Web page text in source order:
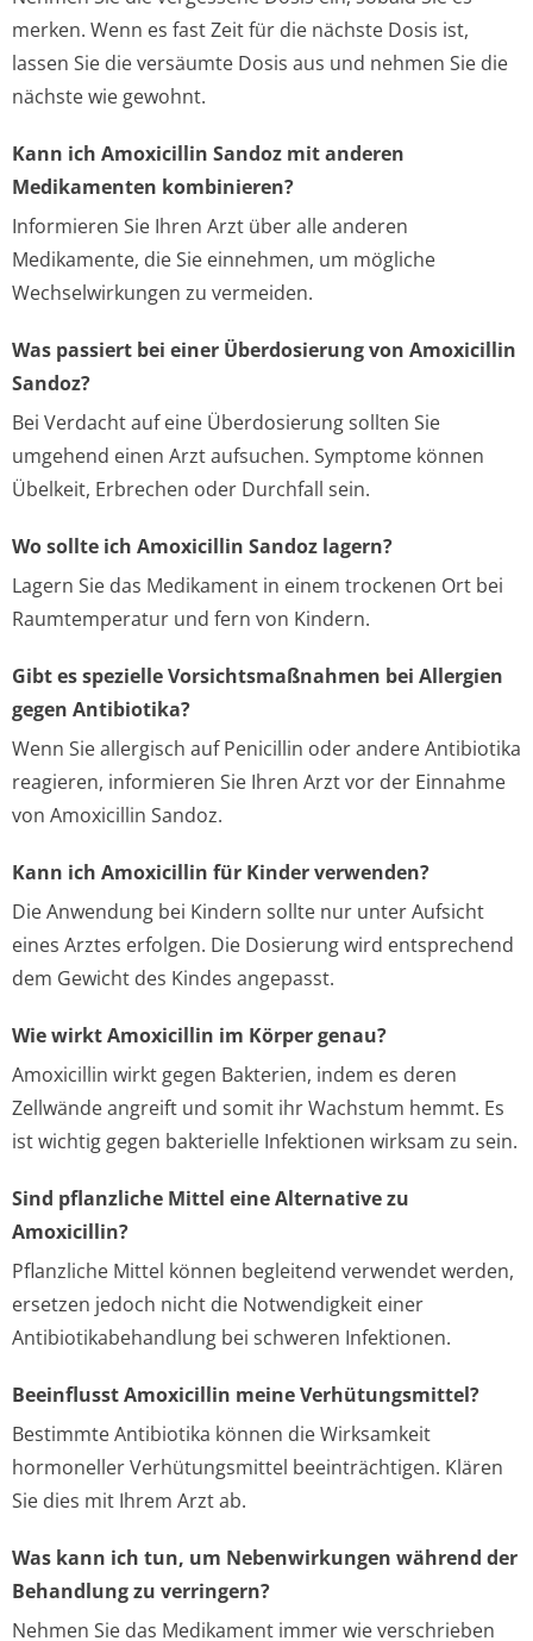
merken. Wenn es fast Zeit für die nächste Dosis ist,
lassen Sie die versäumte Dosis aus und nehmen Sie die
nächste wie gewohnt.
Kann ich Amoxicillin Sandoz mit anderen
Medikamenten kombinieren?
Informieren Sie Ihren Arzt über alle anderen
Medikamente, die Sie einnehmen, um mögliche
Wechselwirkungen zu vermeiden.
Was passiert bei einer Überdosierung von Amoxicillin
Sandoz?
Bei Verdacht auf eine Überdosierung sollten Sie
umgehend einen Arzt aufsuchen. Symptome können
Übelkeit, Erbrechen oder Durchfall sein.
Wo sollte ich Amoxicillin Sandoz lagern?
Lagern Sie das Medikament in einem trockenen Ort bei
Raumtemperatur und fern von Kindern.
Gibt es spezielle Vorsichtsmaßnahmen bei Allergien
gegen Antibiotika?
Wenn Sie allergisch auf Penicillin oder andere Antibiotika
reagieren, informieren Sie Ihren Arzt vor der Einnahme
von Amoxicillin Sandoz.
Kann ich Amoxicillin für Kinder verwenden?
Die Anwendung bei Kindern sollte nur unter Aufsicht
eines Arztes erfolgen. Die Dosierung wird entsprechend
dem Gewicht des Kindes angepasst.
Wie wirkt Amoxicillin im Körper genau?
Amoxicillin wirkt gegen Bakterien, indem es deren
Zellwände angreift und somit ihr Wachstum hemmt. Es
ist wichtig gegen bakterielle Infektionen wirksam zu sein.
Sind pflanzliche Mittel eine Alternative zu
Amoxicillin?
Pflanzliche Mittel können begleitend verwendet werden,
ersetzen jedoch nicht die Notwendigkeit einer
Antibiotikabehandlung bei schweren Infektionen.
Beeinflusst Amoxicillin meine Verhütungsmittel?
Bestimmte Antibiotika können die Wirksamkeit
hormoneller Verhütungsmittel beeinträchtigen. Klären
Sie dies mit Ihrem Arzt ab.
Was kann ich tun, um Nebenwirkungen während der
Behandlung zu verringern?
Nehmen Sie das Medikament immer wie verschrieben